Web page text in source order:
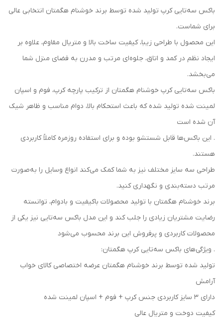
باکس سه‌تایی کرپ تولید شده توسط برند خوشنام هگمتان انتخابی عالی
برای شماست.
این محصول با طراحی زیبا، کیفیت ساخت بالا و متریال مقاوم، علاوه بر
ایجاد نظم در کمد و اتاق، جلوه‌ای مرتب و مدرن به فضای منزل شما
می‌بخشد.
باکس سه‌تایی کرپ خوشنام هگمتان از ترکیب پارچه کرپ، فوم و اسپان
لمینت شده تولید شده که باعث استحکام بالا، دوام مناسب و ظاهر شیک
آن شده است
. این باکس‌ها قابل شستشو بوده و برای استفاده روزمره کاملاً کاربردی
هستند.
طراحی سه سایز مختلف نیز به شما کمک می‌کند انواع وسایل را به‌صورت
مرتب دسته‌بندی و نگهداری کنید.
برند خوشنام هگمتان با تولید محصولات باکیفیت و بادوام، توانسته
رضایت مشتریان زیادی را جلب کند و این مدل باکس سه‌تایی نیز یکی از
محصولات کاربردی و پرفروش این برند محسوب می‌شود
. ویژگی‌های باکس سه‌تایی کرپ هگمتان:
تولید شده توسط برند خوشنام هگمتان عرضه اختصاصی کالای خواب
آرامش
دارای ۳ سایز کاربردی جنس کرپ + فوم + اسپان لمینت شده
کیفیت دوخت و متریال عالی